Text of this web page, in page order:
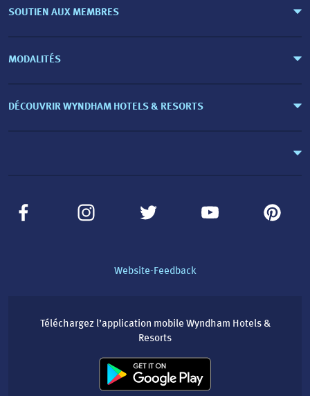
SOUTIEN AUX MEMBRES
MODALITÉS
DÉCOUVRIR WYNDHAM HOTELS & RESORTS
Website-Feedback
Téléchargez l’application mobile Wyndham Hotels &
Resorts